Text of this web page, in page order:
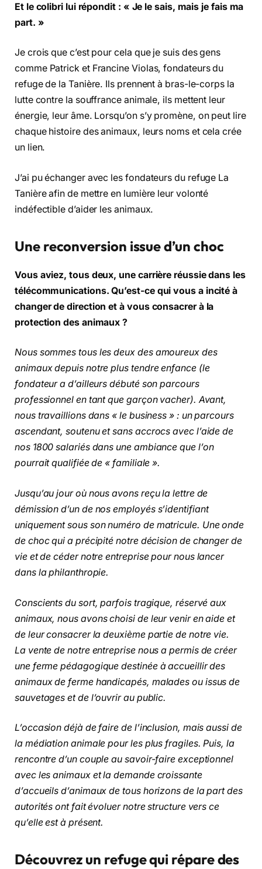
Et le colibri lui répondit : « Je le sais, mais je fais ma
part. »
Je crois que c’est pour cela que je suis des gens
comme Patrick et Francine Violas, fondateurs du
refuge de la Tanière. Ils prennent à bras-le-corps la
lutte contre la souffrance animale, ils mettent leur
énergie, leur âme. Lorsqu’on s’y promène, on peut lire
chaque histoire des animaux, leurs noms et cela crée
un lien.
J’ai pu échanger avec les fondateurs du refuge La
Tanière afin de mettre en lumière leur volonté
indéfectible d’aider les animaux.
Une reconversion issue d’un choc
Vous aviez, tous deux, une carrière réussie dans les
télécommunications. Qu’est-ce qui vous a incité à
changer de direction et à vous consacrer à la
protection des animaux ?
Nous sommes tous les deux des amoureux des
animaux depuis notre plus tendre enfance (le
fondateur a d’ailleurs débuté son parcours
professionnel en tant que garçon vacher). Avant,
nous travaillions dans « le business » : un parcours
ascendant, soutenu et sans accrocs avec l’aide de
nos 1800 salariés dans une ambiance que l’on
pourrait qualifiée de « familiale ».
Jusqu’au jour où nous avons reçu la lettre de
démission d’un de nos employés s’identifiant
uniquement sous son numéro de matricule. Une onde
de choc qui a précipité notre décision de changer de
vie et de céder notre entreprise pour nous lancer
dans la philanthropie.
Conscients du sort, parfois tragique, réservé aux
animaux, nous avons choisi de leur venir en aide et
de leur consacrer la deuxième partie de notre vie.
La vente de notre entreprise nous a permis de créer
une ferme pédagogique destinée à accueillir des
animaux de ferme handicapés, malades ou issus de
sauvetages et de l’ouvrir au public.
L’occasion déjà de faire de l’inclusion, mais aussi de
la médiation animale pour les plus fragiles. Puis, la
rencontre d’un couple au savoir-faire exceptionnel
avec les animaux et la demande croissante
d’accueils d’animaux de tous horizons de la part des
autorités ont fait évoluer notre structure vers ce
qu’elle est à présent.
Découvrez un refuge qui répare des